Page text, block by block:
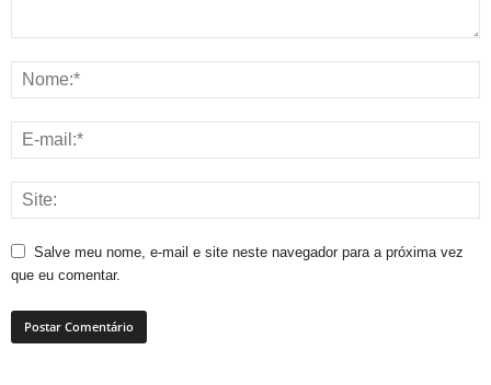
Salve meu nome, e-mail e site neste navegador para a próxima vez
que eu comentar.